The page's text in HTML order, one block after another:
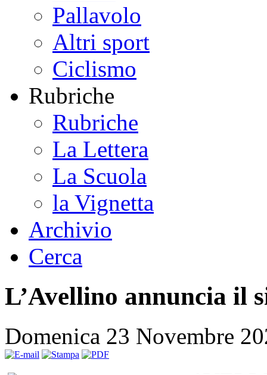
Pallavolo
Altri sport
Ciclismo
Rubriche
Rubriche
La Lettera
La Scuola
la Vignetta
Archivio
Cerca
L’Avellino annuncia il
Domenica 23 Novembre